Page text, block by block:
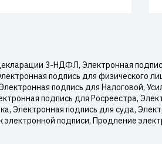
3-НДФЛ, Электронная
подпись для физического
подпись для Налоговой,
подпись для Росреестра,
подпись для суда,
подписи, Продление